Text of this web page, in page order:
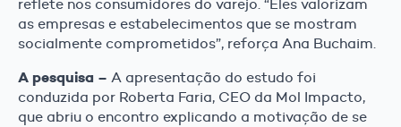
reflete nos consumidores do varejo. “Eles valorizam
as empresas e estabelecimentos que se mostram
socialmente comprometidos”, reforça Ana Buchaim.
A pesquisa – A apresentação do estudo foi
conduzida por Roberta Faria, CEO da Mol Impacto,
que abriu o encontro explicando a motivação de se